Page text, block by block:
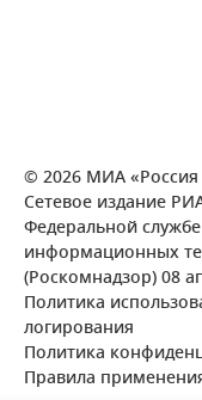
© 2026 МИА «Россия
Сетевое издание
Федеральной
информационных
(Роскомнадзор) 08
Политика
логирования
Политика
Правила